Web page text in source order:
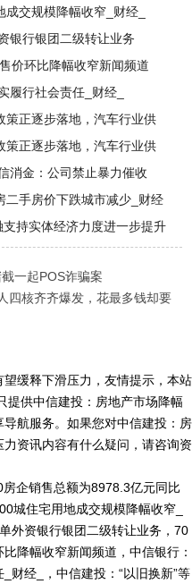
交规模降幅收窄_财经_
银行银团二级转让业务
价环比降幅收窄新闻频道
履行社会责任_财经_
策正逐步落地，汽车行业供
策正逐步落地，汽车行业供
消金：公司禁止暴力催收
二手房价下跌城市减少_财经
持实体经济力度进一步提升
一起POS诈骗案
四核齐齐爆发，花最多钱却要
缓释下滑压力，友情提示，本站
提供中信建投：房地产市场降幅
航服务。如果您对中信建投：房
资讯内容有什么疑问，请咨询资
企销售总额为8978.3亿元同比
城住宅用地成交规模降幅收窄_
外资银行银团二级转让业务，70
降幅收窄新闻频道，中信银行：
财经_，中信建投：“以旧换新”等